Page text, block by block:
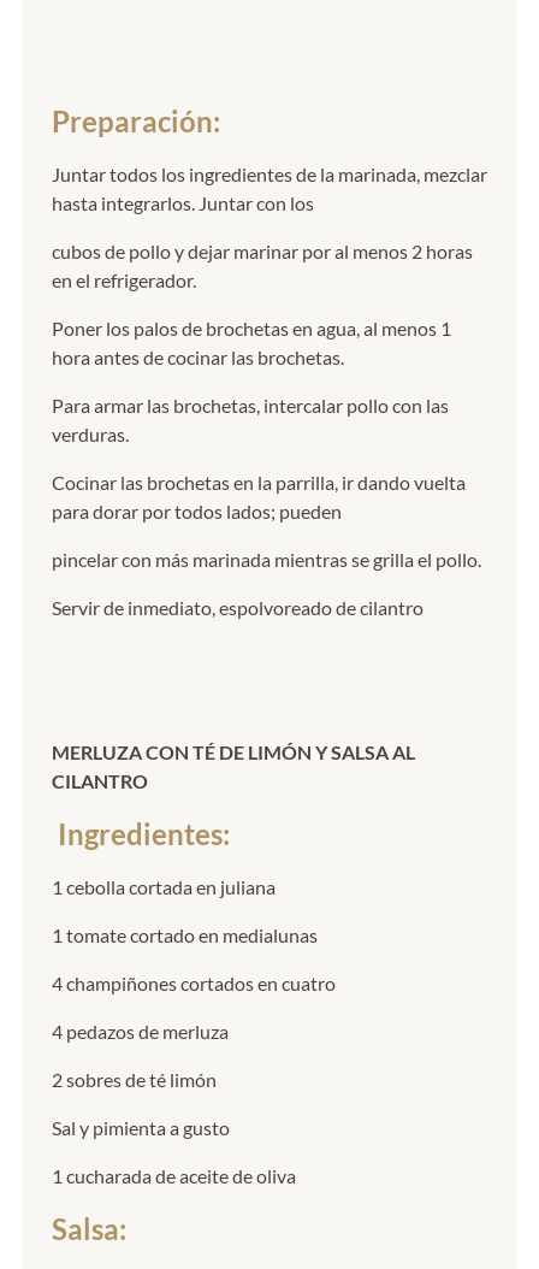
Preparación:
Juntar todos los ingredientes de la marinada, mezclar
hasta integrarlos. Juntar con los
cubos de pollo y dejar marinar por al menos 2 horas
en el refrigerador.
Poner los palos de brochetas en agua, al menos 1
hora antes de cocinar las brochetas.
Para armar las brochetas, intercalar pollo con las
verduras.
Cocinar las brochetas en la parrilla, ir dando vuelta
para dorar por todos lados; pueden
pincelar con más marinada mientras se grilla el pollo.
Servir de inmediato, espolvoreado de cilantro
MERLUZA CON TÉ DE LIMÓN Y SALSA AL
CILANTRO
Ingredientes:
1 cebolla cortada en juliana
1 tomate cortado en medialunas
4 champiñones cortados en cuatro
4 pedazos de merluza
2 sobres de té limón
Sal y pimienta a gusto
1 cucharada de aceite de oliva
Salsa: